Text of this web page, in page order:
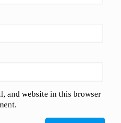
and website in this browser